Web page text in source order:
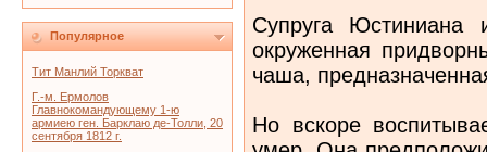
Популярное
Тит Манлий Торкват
Г.-м. Ермолов
Главнокомандующему 1-ю
армиею ген. Барклаю де-Толли, 20
сентября 1812 г.
Супруга Юстиниана
окруженная
чаша,
Но вскоре